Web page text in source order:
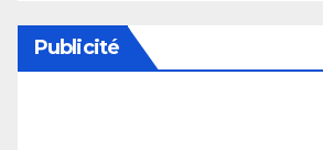
Publicité